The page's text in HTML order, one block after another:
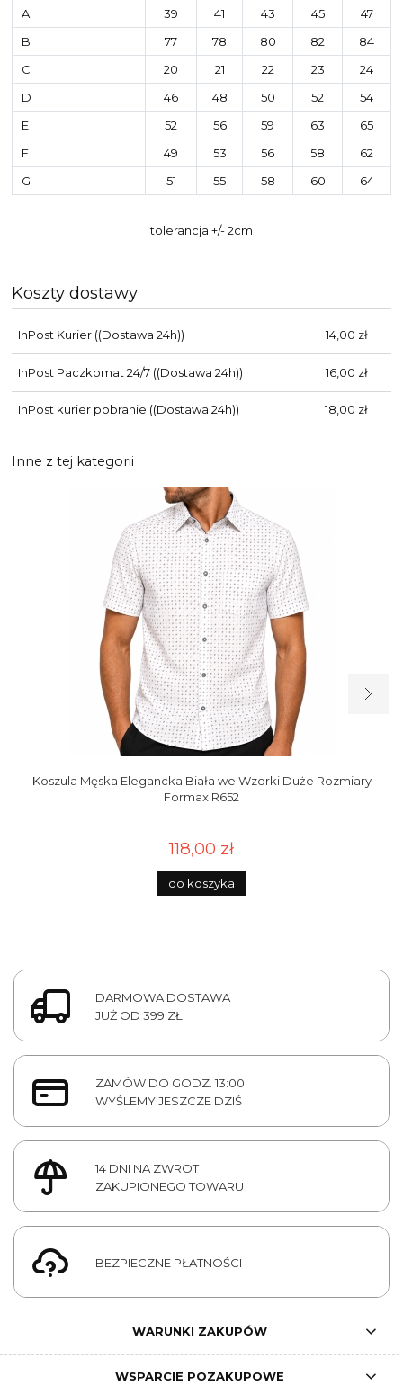
A
39 41 43 45
47
B
77 78 80 82
84
C
20 21 22 23
24
D
46 48 50 52
54
E
52 56 59 63
65
F
49 53 56 58
62
G
51 55 58 60 64
tolerancja +/- 2cm
Koszty dostawy
InPost Kurier ((Dostawa 24h)) 14,00 zł
InPost Paczkomat 24/7((Dostawa 24h)) 16,00 zł
InPost kurier pobranie ((Dostawa 24h)) 18,00 zł
Inne z tej kategorii
Koszula Męska Elegancka Biała we Wzorki Duże Rozmiary
Formax R652
118,00 zł
do koszyka
DARMOWA DOSTAWA
JUŻ OD 399 ZŁ
ZAMÓW DO GODZ. 13:00
WYŚLEMY JESZCZE DZIŚ
14 DNI NA ZWROT
ZAKUPIONEGO TOWARU
BEZPIECZNE PŁATNOŚCI
WARUNKI ZAKUPÓW
WSPARCIE POZAKUPOWE